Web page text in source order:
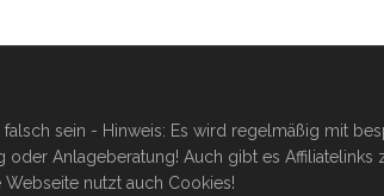
sein - Hinweis: Es wird regelmäßig mit
Anlageberatung! Auch gibt es Affiliatelinks
Webseite nutzt auch Cookies!